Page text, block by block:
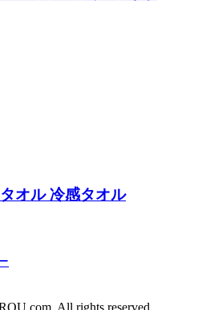
オル 冷感タオル